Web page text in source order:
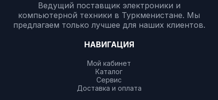
Ведущий поставщик электроники и
компьютерной техники в Туркменистане. Мы
предлагаем только лучшее для наших клиентов.
НАВИГАЦИЯ
Мой кабинет
Каталог
Сервис
Доставка и оплата